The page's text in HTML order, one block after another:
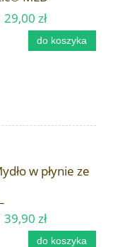
29,00 zł
do koszyka
w płynie ze
39,90 zł
do koszyka